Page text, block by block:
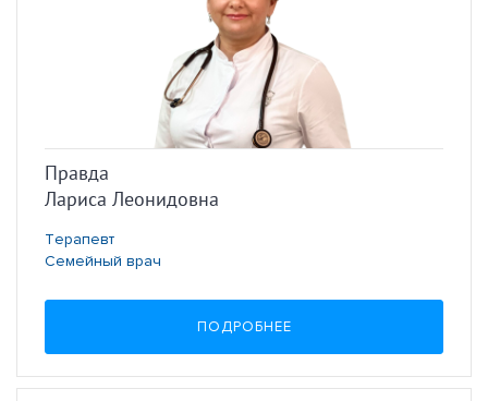
Правда
Лариса Леонидовна
Терапевт
Семейный врач
ПОДРОБНЕЕ